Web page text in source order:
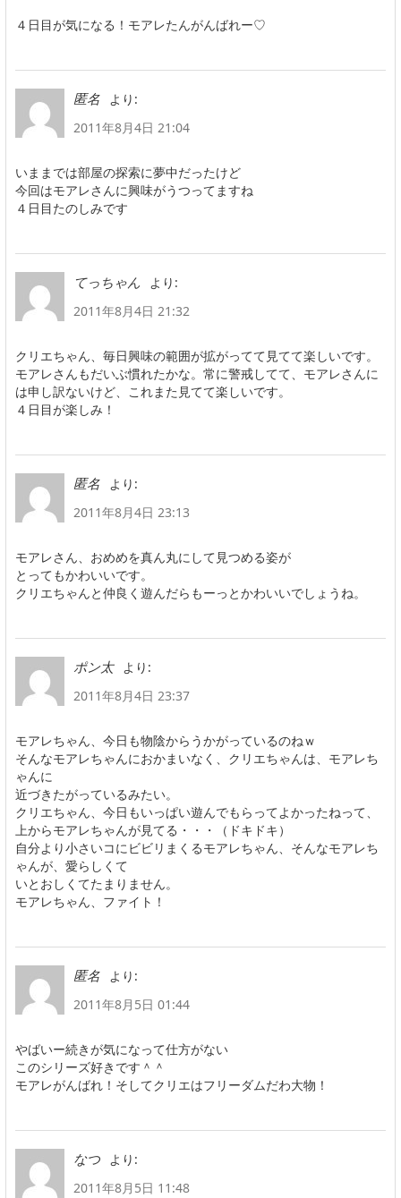
４日目が気になる！モアレたんがんばれー♡
匿名
より:
2011年8月4日 21:04
いままでは部屋の探索に夢中だったけど
今回はモアレさんに興味がうつってますね
４日目たのしみです
てっちゃん
より:
2011年8月4日 21:32
クリエちゃん、毎日興味の範囲が拡がってて見てて楽しいです。
モアレさんもだいぶ慣れたかな。常に警戒してて、モアレさんに
は申し訳ないけど、これまた見てて楽しいです。
４日目が楽しみ！
匿名
より:
2011年8月4日 23:13
モアレさん、おめめを真ん丸にして見つめる姿が
とってもかわいいです。
クリエちゃんと仲良く遊んだらもーっとかわいいでしょうね。
ポン太
より:
2011年8月4日 23:37
モアレちゃん、今日も物陰からうかがっているのねｗ
そんなモアレちゃんにおかまいなく、クリエちゃんは、モアレち
ゃんに
近づきたがっているみたい。
クリエちゃん、今日もいっぱい遊んでもらってよかったねって、
上からモアレちゃんが見てる・・・（ドキドキ）
自分より小さいコにビビリまくるモアレちゃん、そんなモアレち
ゃんが、愛らしくて
いとおしくてたまりません。
モアレちゃん、ファイト！
匿名
より:
2011年8月5日 01:44
やばいー続きが気になって仕方がない
このシリーズ好きです＾＾
モアレがんばれ！そしてクリエはフリーダムだわ大物！
なつ
より:
2011年8月5日 11:48